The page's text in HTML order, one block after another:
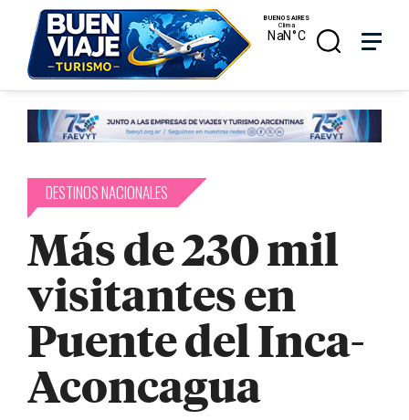
content
Menu
DESTINOS NACIONALES
Más de 230 mil
visitantes en
Puente del Inca-
Aconcagua